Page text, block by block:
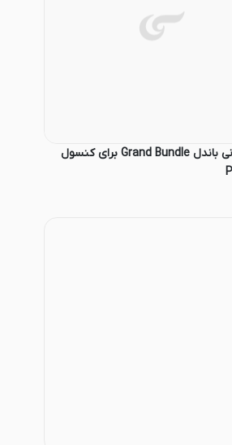
اکانت قانونی باندل Grand Bundle برای کنسول